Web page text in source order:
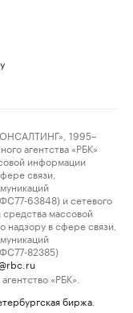
1995–
агентства «РБК»
информации
связи,
63848) и сетевого
средства массовой
в сфере связи,
82385)
«РБК».
биржа